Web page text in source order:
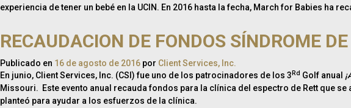
experiencia de tener un bebé en la UCIN. En 2016 hasta la fecha, March for Babies ha
RECAUDACION DE FONDOS SÍNDROME
Publicado en 16 de agosto de 2016 por Client Services, Inc.
En junio, Client Services, Inc. (CSI) fue uno de los patrocinadores de los 3Rd Golf anual
Missouri. Este evento anual recauda fondos para la clínica del espectro de Rett que se
planteó para ayudar a los esfuerzos de la clínica.